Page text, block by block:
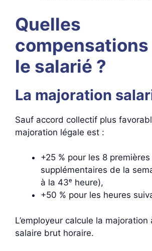
Quelles
le salarié ?
La majoration
Sauf accord collectif plus
majoration légale est :
+25 % pour les 8
supplémentaires de la
à la 43ᵉ heure),
+50 % pour les heures
L’employeur calcule la
salaire brut horaire.